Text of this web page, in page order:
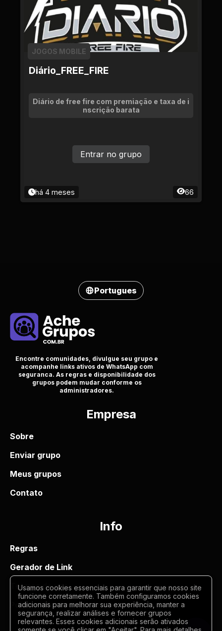
Diário_FREE_FIRE
JOGOS MOBILE
Diário de free fire com premiação e taxa de i
nscrição barata
há 4 meses 66
Entrar no grupo
Portugues
Encontre comunidades, divulgue seu grupo e
acompanhe links ativos de WhatsApp com
seguranca. As regras e disponibilidade dos
grupos podem mudar conforme os
administradores.
Empresa
Sobre
Enviar grupo
Meus grupos
Contato
Info
Regras
Gerador de Link
Termos de uso
Politica de privacidade
Usamos cookies essenciais para garantir que nosso site
funcione corretamente. Também configuramos cookies
adicionais para melhorar sua experiência, manter a
segurança, realizar análises e fornecer grupos
relevantes. Esses cookies adicionais serão ativados